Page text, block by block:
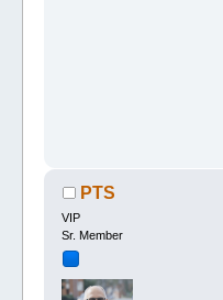
PTS
VIP
Sr. Member